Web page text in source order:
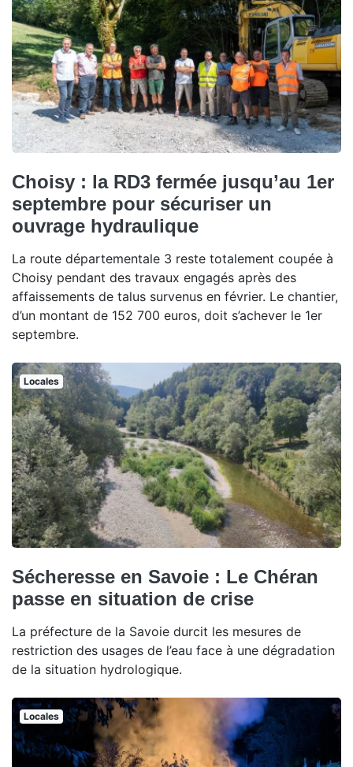
Choisy : la RD3 fermée jusqu’au 1er
septembre pour sécuriser un
ouvrage hydraulique
La route départementale 3 reste totalement coupée à
Choisy pendant des travaux engagés après des
affaissements de talus survenus en février. Le chantier,
d’un montant de 152 700 euros, doit s’achever le 1er
septembre.
Locales
Sécheresse en Savoie : Le Chéran
passe en situation de crise
La préfecture de la Savoie durcit les mesures de
restriction des usages de l’eau face à une dégradation
de la situation hydrologique.
Locales